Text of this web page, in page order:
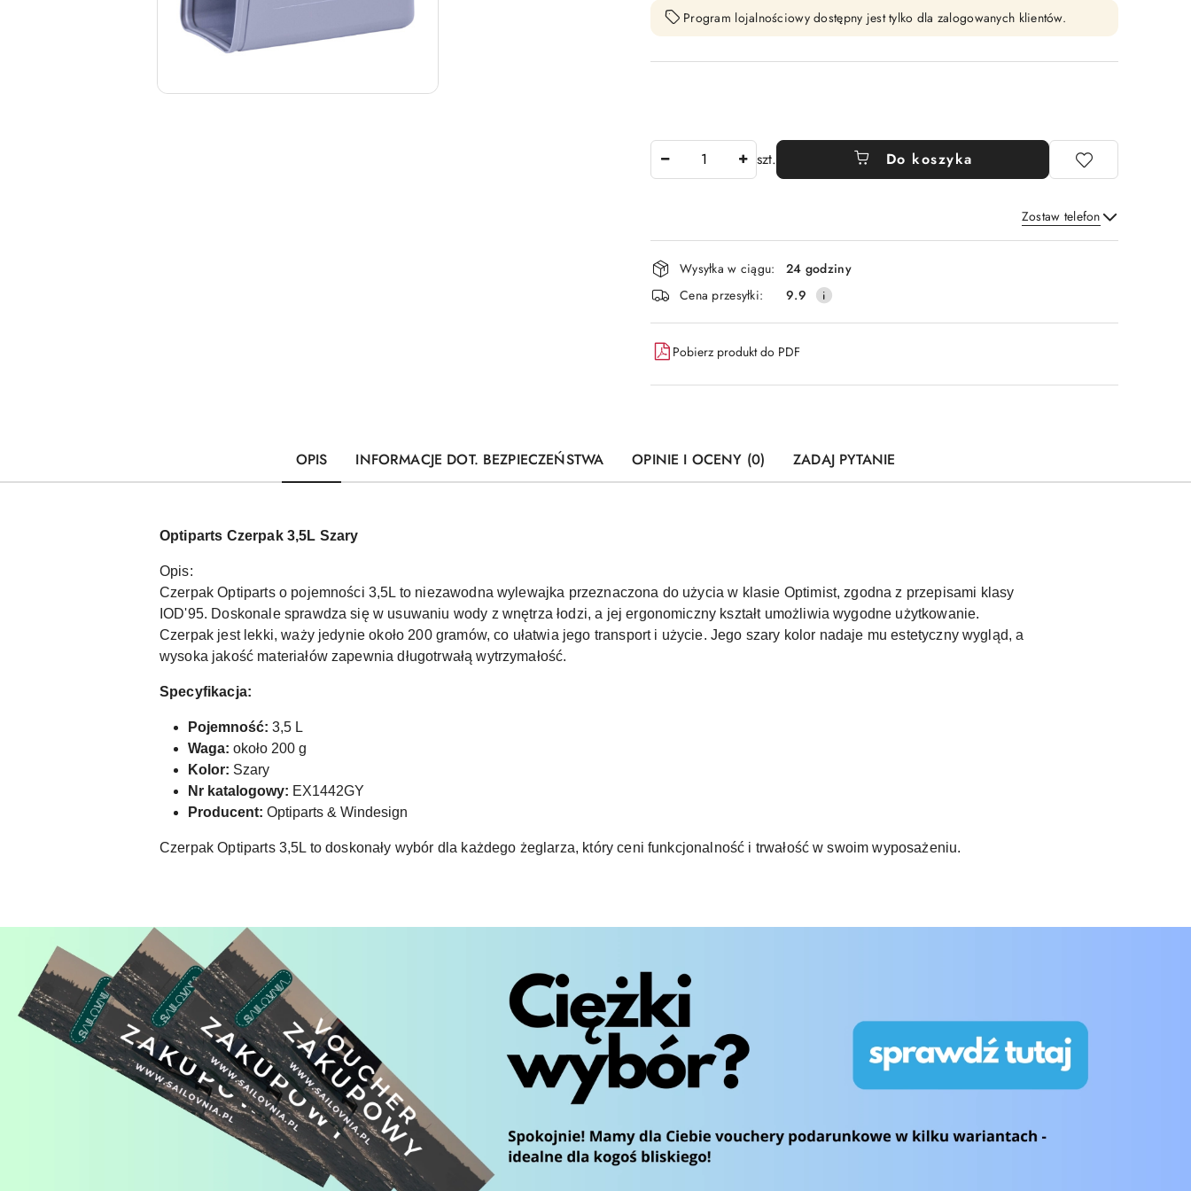
Program lojalnościowy dostępny jest tylko dla zalogowanych klientów.
szt. Do koszyka
Zostaw telefon
Wyślij
Dostępność
i
dostawa
Wysyłka w ciągu:
24 godziny
Cena przesyłki:
9.9
Pobierz produkt do PDF
OPIS INFORMACJE DOT. BEZPIECZEŃSTWA OPINIE I OCENY (0) ZADAJ PYTANIE
Optiparts Czerpak 3,5L Szary
Opis:
Czerpak Optiparts o pojemności 3,5L to niezawodna wylewajka przeznaczona do użycia w klasie Optimist, zgodna z przepisami klasy
IOD'95. Doskonale sprawdza się w usuwaniu wody z wnętrza łodzi, a jej ergonomiczny kształt umożliwia wygodne użytkowanie.
Czerpak jest lekki, waży jedynie około 200 gramów, co ułatwia jego transport i użycie. Jego szary kolor nadaje mu estetyczny wygląd, a
wysoka jakość materiałów zapewnia długotrwałą wytrzymałość.
Specyfikacja:
Pojemność: 3,5 L
Waga: około 200 g
Kolor: Szary
Nr katalogowy: EX1442GY
Producent: Optiparts & Windesign
Czerpak Optiparts 3,5L to doskonały wybór dla każdego żeglarza, który ceni funkcjonalność i trwałość w swoim wyposażeniu.